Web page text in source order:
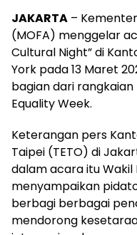
JAKARTA –
(MOFA) menggelar
Cultural Night” di
York pada 13 Maret
bagian dari
Equality Week.
Keterangan pers
Taipei (TETO) di
dalam acara itu Wakil
menyampaikan
berbagi berbagai
mendorong